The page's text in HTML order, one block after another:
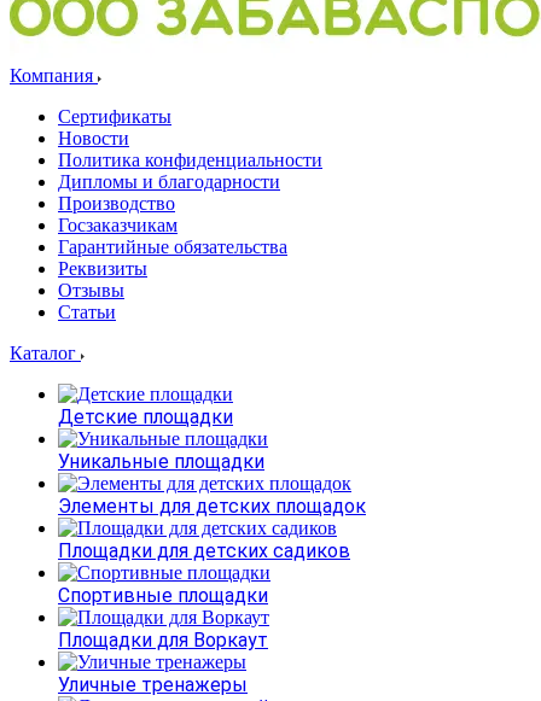
Компания
Сертификаты
Новости
Политика конфиденциальности
Дипломы и благодарности
Производство
Госзаказчикам
Гарантийные обязательства
Реквизиты
Отзывы
Статьи
Каталог
Детские площадки
Уникальные площадки
Элементы для детских площадок
Площадки для детских садиков
Спортивные площадки
Площадки для Воркаут
Уличные тренажеры